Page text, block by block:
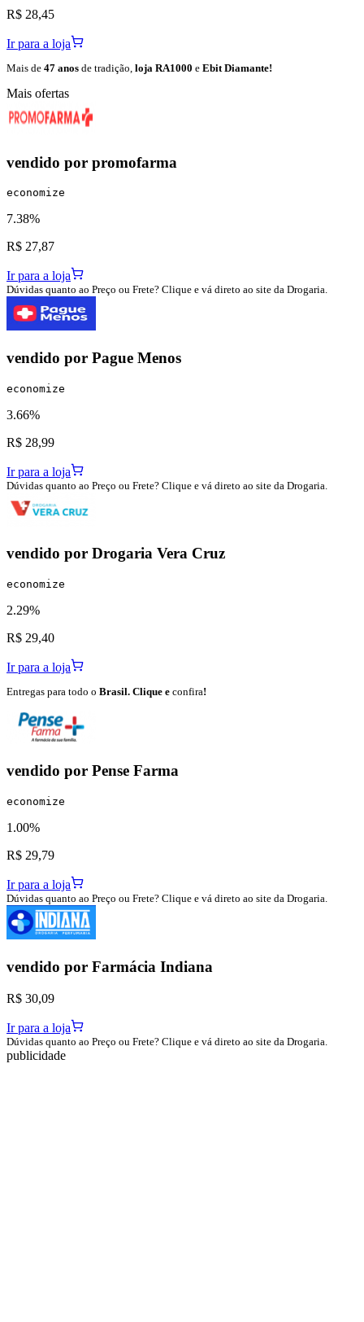
R$ 28,45
Ir para a loja
Mais de 47 anos de tradição, loja RA1000 e Ebit Diamante!
Mais ofertas
vendido por promofarma
economize
7.38%
R$ 27,87
Ir para a loja
Dúvidas quanto ao Preço ou Frete? Clique e vá direto ao site da Drogaria.
vendido por Pague Menos
economize
3.66%
R$ 28,99
Ir para a loja
Dúvidas quanto ao Preço ou Frete? Clique e vá direto ao site da Drogaria.
vendido por Drogaria Vera Cruz
economize
2.29%
R$ 29,40
Ir para a loja
Entregas para todo o Brasil. Clique e confira!
vendido por Pense Farma
economize
1.00%
R$ 29,79
Ir para a loja
Dúvidas quanto ao Preço ou Frete? Clique e vá direto ao site da Drogaria.
vendido por Farmácia Indiana
R$ 30,09
Ir para a loja
Dúvidas quanto ao Preço ou Frete? Clique e vá direto ao site da Drogaria.
publicidade